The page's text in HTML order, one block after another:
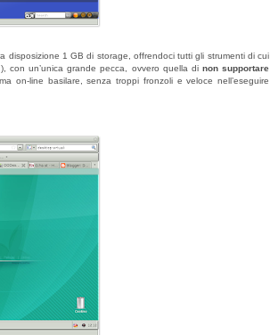
disposizione 1 GB di storage, offrendoci tutti gli strumenti di cui
con un’unica grande pecca, ovvero quella di non supportare
on-line basilare, senza troppi fronzoli e veloce nell’eseguire